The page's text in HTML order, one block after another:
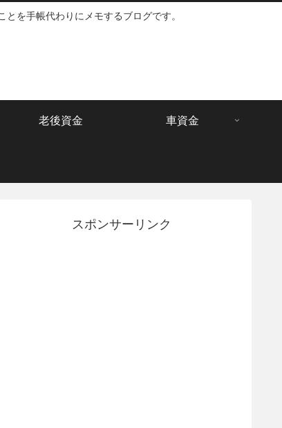
を手帳代わりにメモするブログです。
老後資金 車資金
スポンサーリンク